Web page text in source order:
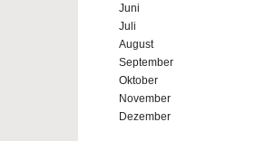
Juni
Juli
August
September
Oktober
November
Dezember